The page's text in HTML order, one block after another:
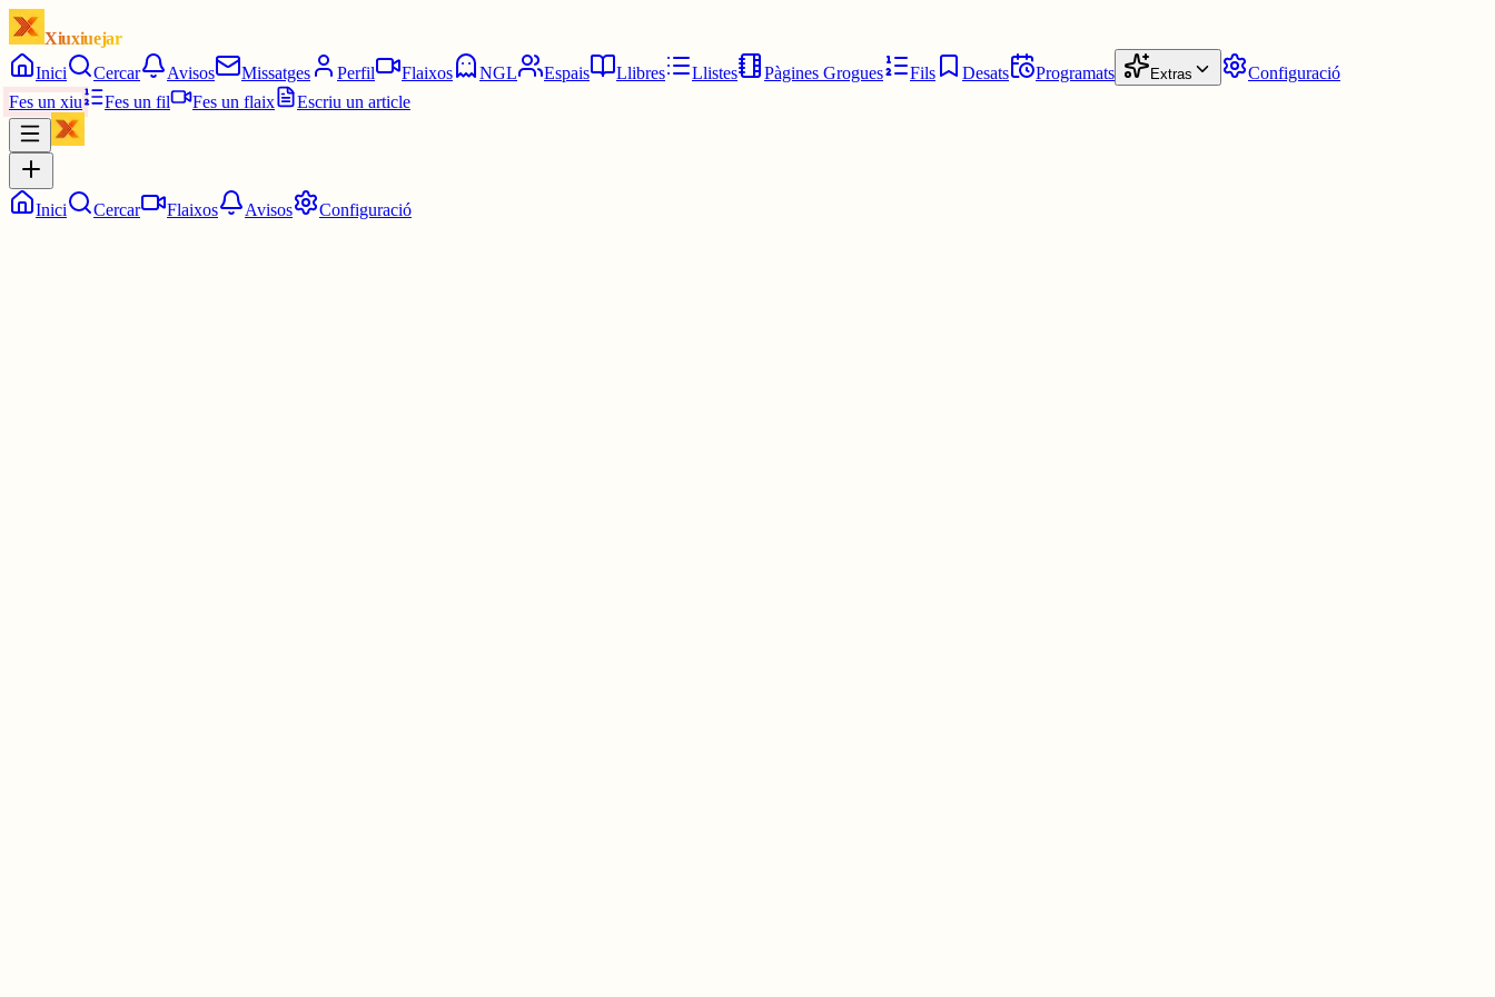
Xiuxiuejar
Inici
Cercar Avisos Missatges Perfil Flaixos NGL Espais Llibres Llistes Pàgines Grogues Fils Desats Programats Extras
Configuració
Fes un xiu
Fes un fil Fes un flaix Escriu un article
Inici Cercar Flaixos Avisos Configuració